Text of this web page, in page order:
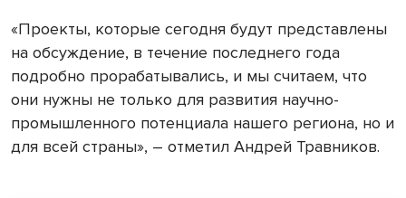
«Проекты, которые сегодня будут представлены
на обсуждение, в течение последнего года
подробно прорабатывались, и мы считаем, что
они нужны не только для развития научно-
промышленного потенциала нашего региона, но и
для всей страны», – отметил Андрей Травников.